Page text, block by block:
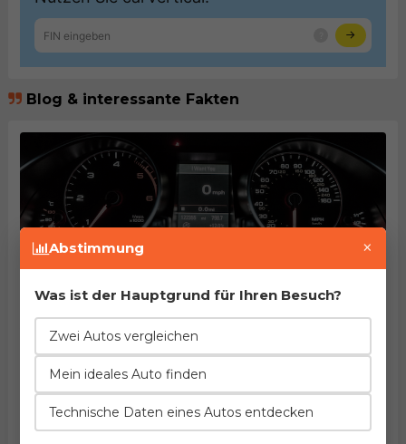
Blog & interessante Fakten
Autor:
Das Zurückdrehen von Kilometerständen gehört zu den
häufigsten Betrugsfällen auf dem
Gebrauchtwagenmarkt. Er treibt den Preis eines
Gebrauchtwagens künstlich in die Höhe und ruiniert die
Fairness beim Autokauf. Wie eine aktuelle carVertical
Abstimmung ×
Was ist der Hauptgrund für Ihren Besuch?
Zwei Autos vergleichen
Mein ideales Auto finden
Technische Daten eines Autos entdecken